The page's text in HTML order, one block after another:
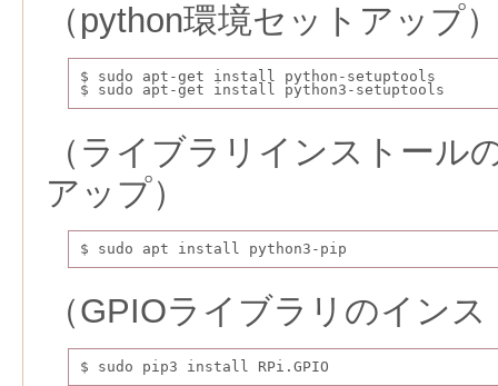
（python環境セットアップ
$ sudo apt-get install python-setuptools
$ sudo apt-get install python3-setuptools
（ライブラリインストール
アップ）
$ sudo apt install python3-pip
（GPIOライブラリのイン
$ sudo pip3 install RPi.GPIO